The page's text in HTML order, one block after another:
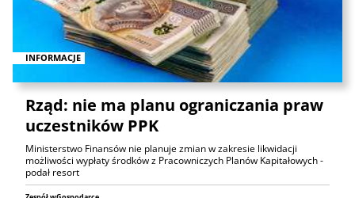
INFORMACJE
Rząd: nie ma planu ograniczania praw
uczestników PPK
Ministerstwo Finansów nie planuje zmian w zakresie likwidacji
możliwości wypłaty środków z Pracowniczych Planów Kapitałowych -
podał resort